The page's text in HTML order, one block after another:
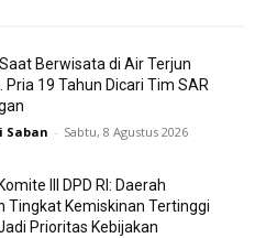
Berwisata di Air Terjun
Pria 19 Tahun Dicari Tim SAR
Saban - Sabtu, 8 Agustus 2026
III DPD RI: Daerah
Tingkat Kemiskinan Tertinggi
Prioritas Kebijakan